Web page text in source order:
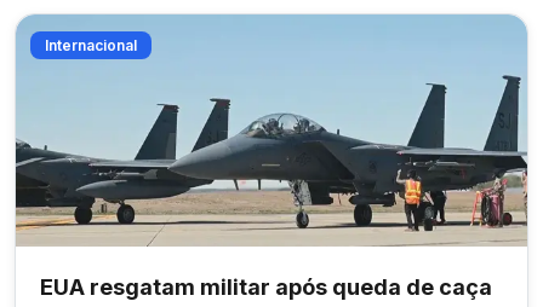
Internacional
EUA resgatam militar após queda de caça